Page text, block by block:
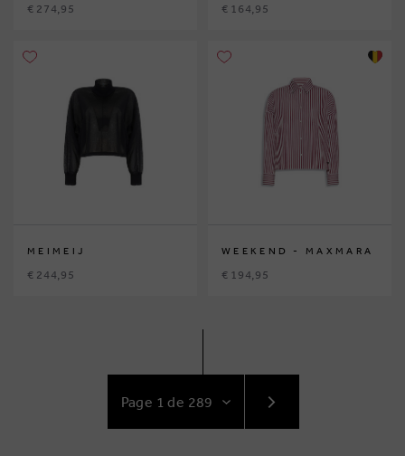
€ 274,95 € 164,95
MEIMEIJ
€ 244,95
WEEKEND - MAXMARA
€ 194,95
AU
SUIVANT